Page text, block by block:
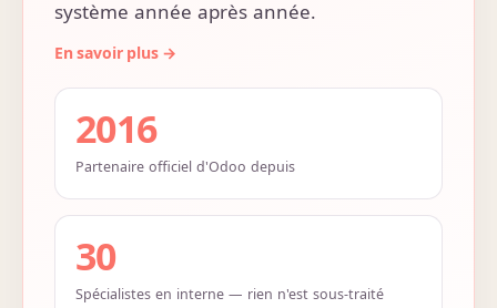
système année après année.
2016
Partenaire officiel d'Odoo depuis
30
Spécialistes en interne — rien n'est sous-traité